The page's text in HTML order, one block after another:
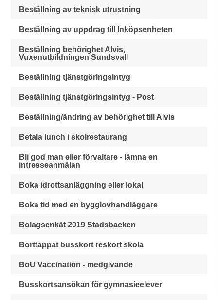
Beställning av teknisk utrustning
Beställning av uppdrag till Inköpsenheten
Beställning behörighet Alvis,
Vuxenutbildningen Sundsvall
Beställning tjänstgöringsintyg
Beställning tjänstgöringsintyg - Post
Beställning/ändring av behörighet till Alvis
Betala lunch i skolrestaurang
Bli god man eller förvaltare - lämna en
intresseanmälan
Boka idrottsanläggning eller lokal
Boka tid med en bygglovhandläggare
Bolagsenkät 2019 Stadsbacken
Borttappat busskort reskort skola
BoU Vaccination - medgivande
Busskortsansökan för gymnasieelever